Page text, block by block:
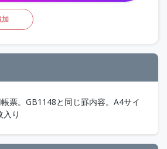
票。GB1148と同じ罫内容。A4サイ
り